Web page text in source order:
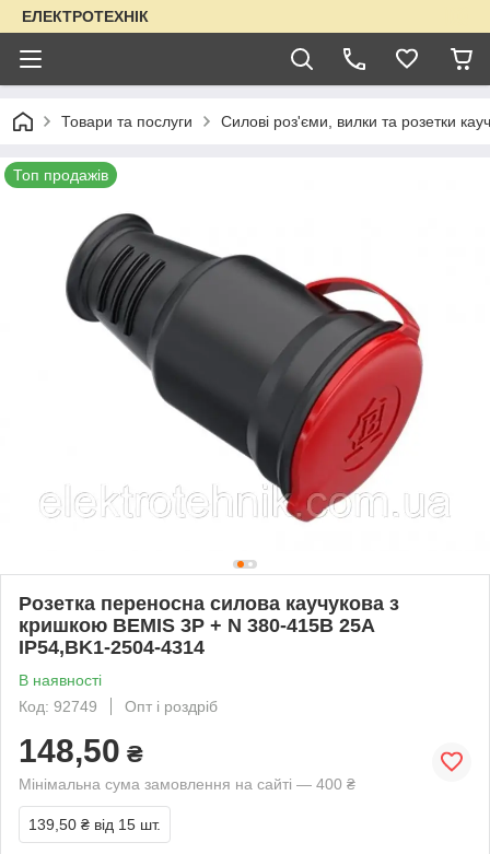
ЕЛЕКТРОТЕХНІК
Товари та послуги Силові роз'єми, вилки та розетки
Топ продажів
Розетка переносна силова каучукова з
кришкою BEMIS 3P + N 380-415В 25А
IP54,BK1-2504-4314
В наявності
Код: 92749
Опт і роздріб
148,50 ₴
Мінімальна сума замовлення на сайті — 400 ₴
139,50 ₴ від 15 шт.